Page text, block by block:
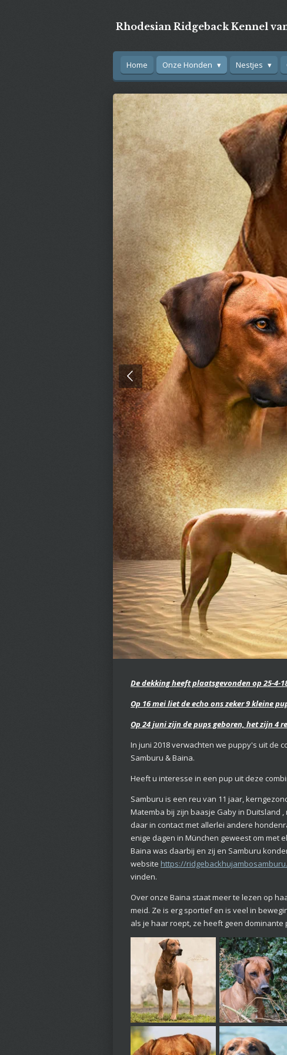
Rhodesian Ridgeback Kennel
Home Onze Honden Nestjes
De dekking heeft plaatsgevonden op 25-4-
Op 16 mei liet de echo ons zeker 9 kleine
Op 24 juni zijn de pups geboren, het zijn 4
In juni 2018 verwachten we puppy's uit de
Samburu & Baina.
Heeft u interesse in een pup uit deze
Samburu is een reu van 11 jaar,
Matemba bij zijn baasje Gaby in Duitsland
daar in contact met allerlei andere
enige dagen in München geweest om met
Baina was daarbij en zij en Samburu
website https://
vinden.
Over onze Baina staat meer te lezen op
meid. Ze is erg sportief en is veel in
als je haar roept, ze heeft geen dominante